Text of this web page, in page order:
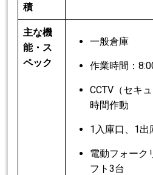
積
主な機
能・ス
ペック
一般倉庫
作業時間：
CCTV（セキ
時間作動
1入庫口、1出
電動フォーク
フト3台